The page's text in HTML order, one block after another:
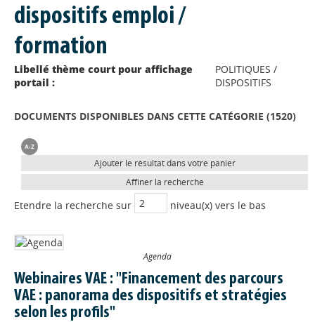
dispositifs emploi /
formation
Libellé thème court pour affichage
portail :
POLITIQUES /
DISPOSITIFS
DOCUMENTS DISPONIBLES DANS CETTE CATÉGORIE (1520)
Ajouter le résultat dans votre panier
Affiner la recherche
Etendre la recherche sur niveau(x) vers le bas
Agenda
Webinaires VAE : "Financement des parcours
VAE : panorama des dispositifs et stratégies
selon les profils"